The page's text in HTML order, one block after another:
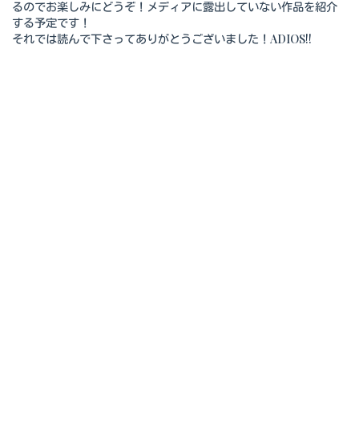
るのでお楽しみにどうぞ！メディアに露出していない作品を紹介
する予定です！
それでは読んで下さってありがとうございました！ADIOS!!